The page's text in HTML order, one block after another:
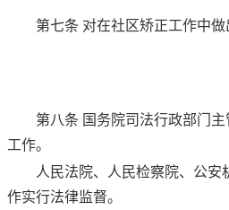
第七条 对在社区矫正工作中
第八条 国务院司法行政部门
工作。
人民法院、人民检察院、公
作实行法律监督。